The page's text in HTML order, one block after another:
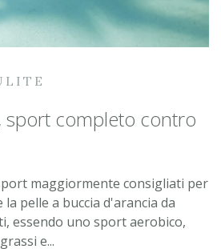
sport completo contro
maggiormente consigliati per
pelle a buccia d'arancia da
essendo uno sport aerobico,
e...